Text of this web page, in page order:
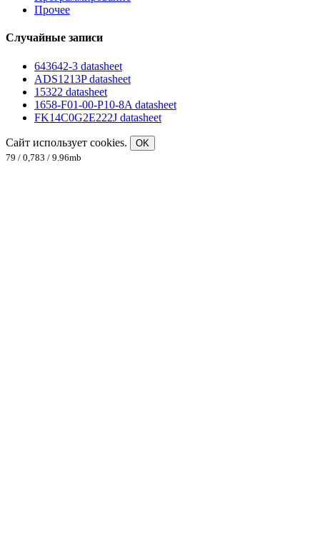
Прочее
Случайные записи
643642-3 datasheet
ADS1213P datasheet
15322 datasheet
1658-F01-00-P10-8A datasheet
FK14C0G2E222J datasheet
Сайт использует cookies.
OK
79 / 0,783 / 9.96mb